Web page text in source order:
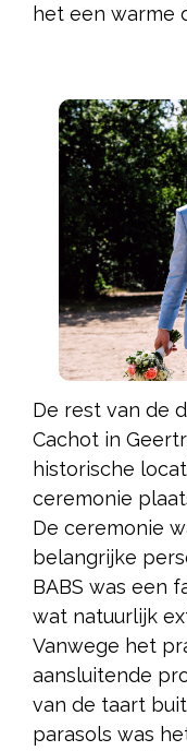
het een warme
De rest van de
Cachot in
historische
ceremonie
De ceremonie
belangrijke
BABS was een
wat natuurlijk
Vanwege het
aansluitende
van de taart
parasols was